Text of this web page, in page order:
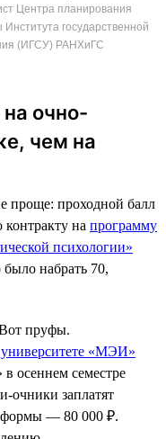
Центра планирования
государственной
(ИГСУ) РАНХиГС
очно-
чем на
проще: проходной балл
на программу
психологии»
набрать 70,
пруфы.
университете «МЭИ»
в осеннем семестре
очники заплатят
формы — 80 000 ₽.